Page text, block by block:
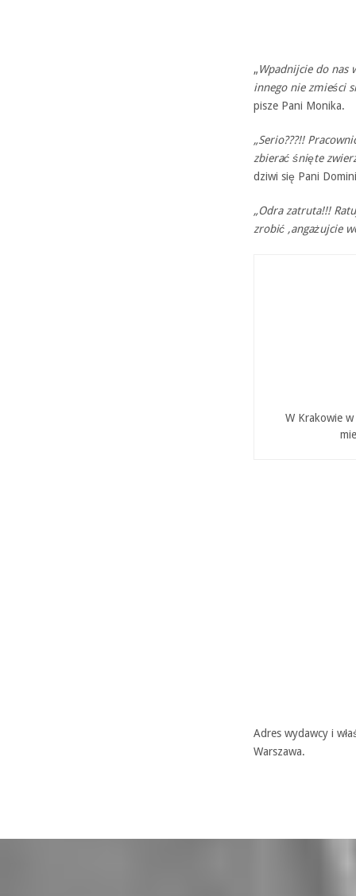
„Wpadnijcie do nas
innego nie zmieści
pisze Pani Monika.
„Serio???!!
zbierać śnięte
dziwi się Pani
„Odra zatruta!!!
zrobić ,angażujcie
W Krakowie
Adres wydawcy i
Warszawa.